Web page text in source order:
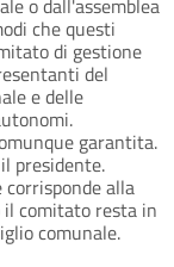
che questi
di gestione
del
e delle
garantita.
presidente.
alla
il comitato resta in
comunale.